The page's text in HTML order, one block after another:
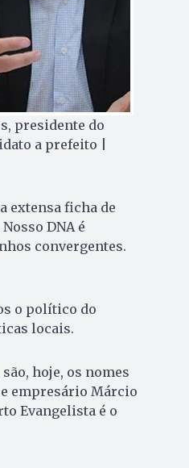
presidente do
a prefeito |
extensa ficha de
DNA é
convergentes.
o político do
locais.
hoje, os nomes
empresário Márcio
Evangelista é o